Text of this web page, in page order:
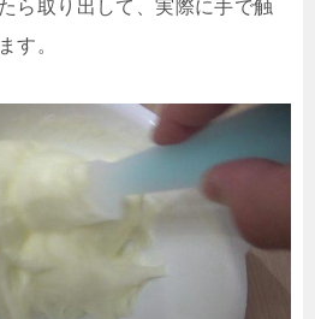
ら取り出して、実際に手で触
す。